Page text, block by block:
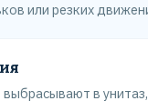
или резких
в